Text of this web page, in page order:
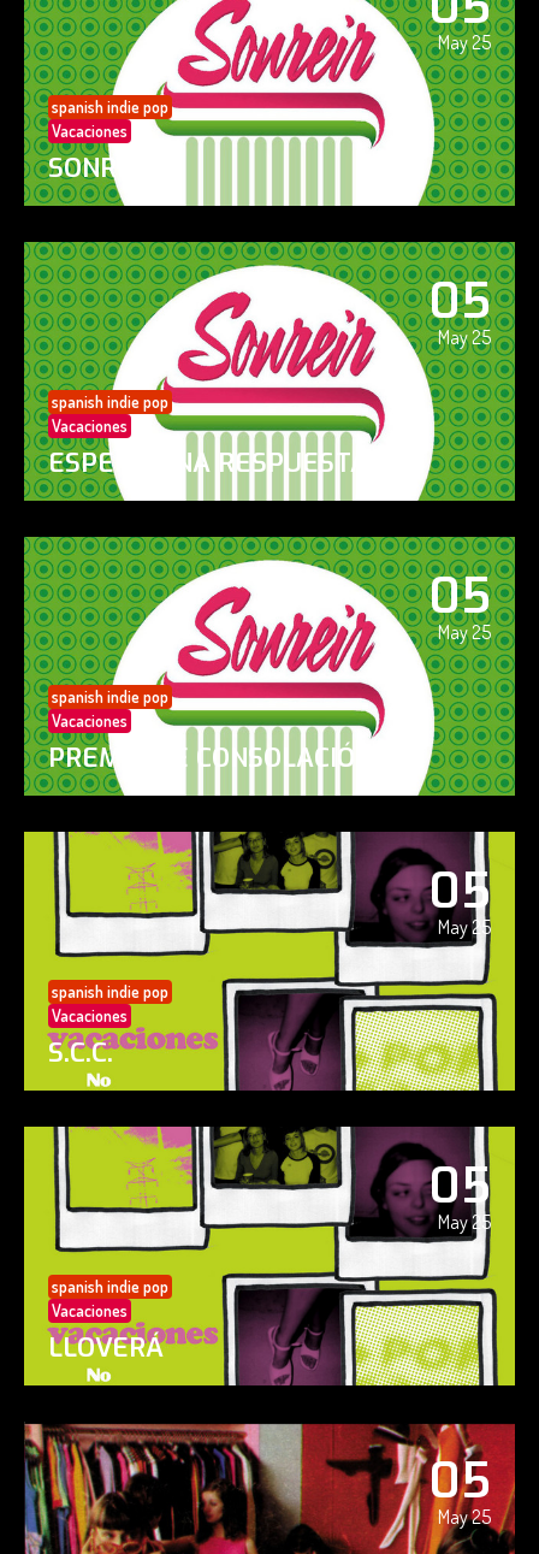
May 25
spanish indie pop
Vacaciones
SONREÍR
05
May 25
spanish indie pop
Vacaciones
ESPERO UNA RESPUESTA
05
May 25
spanish indie pop
Vacaciones
PREMIO DE CONSOLACIÓN
05
May 25
spanish indie pop
Vacaciones
S.C.C.
05
May 25
spanish indie pop
Vacaciones
LLOVERÁ
05
May 25